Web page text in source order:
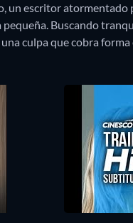
un escritor atormentado
Buscando
culpa que cobra